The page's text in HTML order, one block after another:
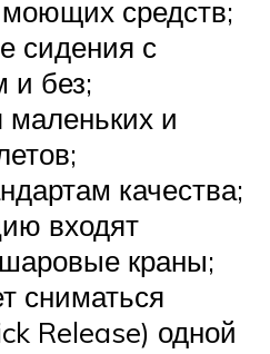
средств;
сидения с
и без;
маленьких и
качества;
входят
краны;
сниматься
Release) одной